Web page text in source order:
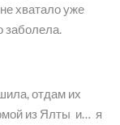
хватало уже
заболела.
отдам их
из Ялты и… я